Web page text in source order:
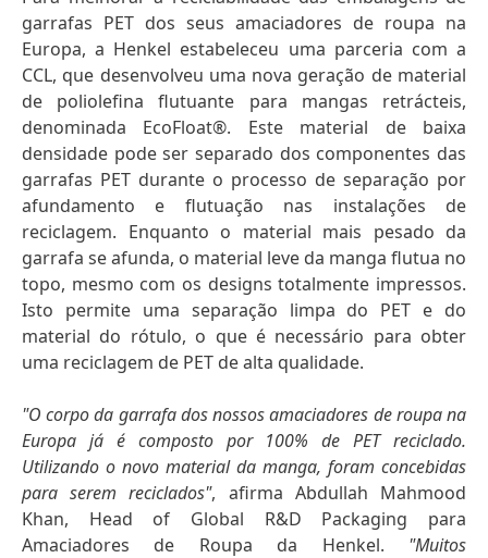
garrafas PET dos seus amaciadores de roupa na
Europa, a Henkel estabeleceu uma parceria com a
CCL, que desenvolveu uma nova geração de material
de poliolefina flutuante para mangas retrácteis,
denominada EcoFloat®. Este material de baixa
densidade pode ser separado dos componentes das
garrafas PET durante o processo de separação por
afundamento e flutuação nas instalações de
reciclagem. Enquanto o material mais pesado da
garrafa se afunda, o material leve da manga flutua no
topo, mesmo com os designs totalmente impressos.
Isto permite uma separação limpa do PET e do
material do rótulo, o que é necessário para obter
uma reciclagem de PET de alta qualidade.
"O corpo da garrafa dos nossos amaciadores de roupa na
Europa já é composto por 100% de PET reciclado.
Utilizando o novo material da manga, foram concebidas
para serem reciclados", afirma Abdullah Mahmood
Khan, Head of Global R&D Packaging para
Amaciadores de Roupa da Henkel. "Muitos